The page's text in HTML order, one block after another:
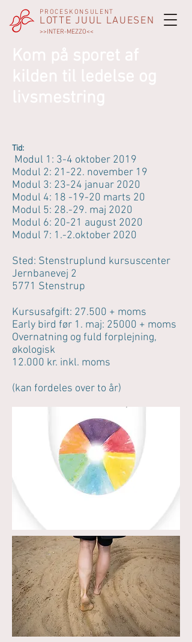
>>INTER-MEZZO<<
LOTTE JUUL LAUESEN
PROCESKONSULENT
Tid:
Modul 1: 3-4 oktober 2019
Modul 2: 21-22. november 19
Modul 3: 23-24 januar 2020
Modul 4: 18 -19-20 marts 20
Modul 5: 28.-29. maj 2020
Modul 6: 20-21 august 2020
Modul 7: 1.-2.oktober 2020
Sted: Stenstruplund kursuscenter
Jernbanevej 2
5771 Stenstrup
Kursusafgift: 27.500 + moms
Early bird før 1. maj: 25000 + moms
Overnatning og fuld forplejning,
økologisk
12.000 kr. inkl. moms
(kan fordeles over to år)